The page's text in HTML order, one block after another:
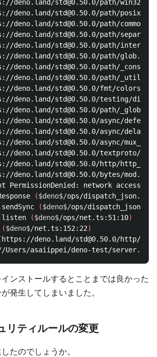
deno.land/std@0.50.0/path/win32.ts
deno.land/std@0.50.0/path/posix.ts
deno.land/std@0.50.0/path/common.ts
deno.land/std@0.50.0/path/
deno.land/std@0.50.0/path/
deno.land/std@0.50.0/path/glob.ts
deno.land/std@0.50.0/path/
deno.land/std@0.50.0/path/_util.ts
deno.land/std@0.50.0/fmt/colors.ts
deno.land/std@0.50.0/testing/
deno.land/std@0.50.0/path/
deno.land/std@0.50.0/async/
deno.land/std@0.50.0/async/delay.ts
deno.land/std@0.50.0/async/
deno.land/std@0.50.0/textproto/
deno.land/std@0.50.0/http/
deno.land/std@0.50.0/bytes/mod.ts
PermissionDenied: network access to
($deno$/ops/
($deno$/ops/
($deno$/ops/net.ts:51:10)
($deno$/net.ts:152:22)
https://deno.land/std@0.50.0/http/
ンストールするとことまでは良かった
発生してしまいました。
リティルールの変更
たのでしょうか。